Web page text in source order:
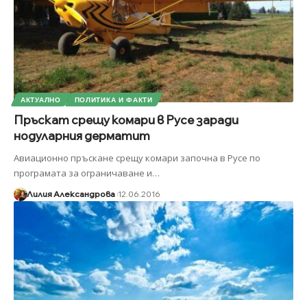
АКТУАЛНО ПОЛИТИКА И ФАКТИ
Пръскат срещу комари в Русе заради
нодуларния дерматит
Авиационно пръскане срещу комари започна в Русе по
програмата за ограничаване и…
Лилия Александрова 12.06.2016